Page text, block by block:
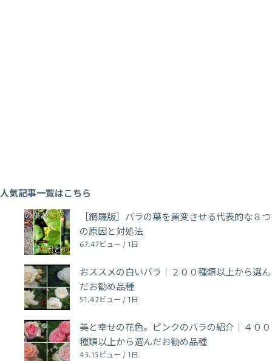
人気記事一覧はこちら
［網羅版］バラの葉を黄変させる代表的な８つ
の原因と対処法
67.47ビュー / 1日
おススメの白いバラ｜２００種類以上から選ん
だお勧め品種
51.42ビュー / 1日
美と幸せの花色。ピンクのバラの紹介｜４００
種類以上から選んだお勧め品種
43.15ビュー / 1日